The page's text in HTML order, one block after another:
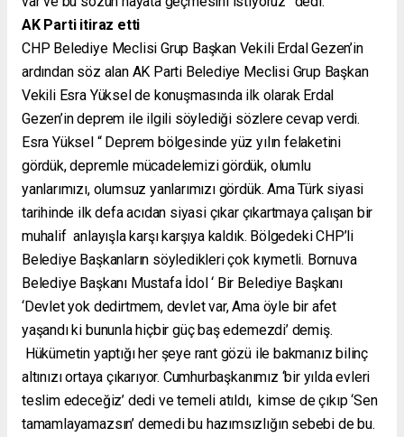
AK Parti itiraz etti
CHP Belediye Meclisi Grup Başkan Vekili Erdal Gezen’in
ardından söz alan AK Parti Belediye Meclisi Grup Başkan
Vekili Esra Yüksel de konuşmasında ilk olarak Erdal
Gezen’in deprem ile ilgili söylediği sözlere cevap verdi.
Esra Yüksel “ Deprem bölgesinde yüz yılın felaketini
gördük, depremle mücadelemizi gördük, olumlu
yanlarımızı, olumsuz yanlarımızı gördük. Ama Türk siyasi
tarihinde ilk defa acıdan siyasi çıkar çıkartmaya çalışan bir
muhalif anlayışla karşı karşıya kaldık. Bölgedeki CHP’li
Belediye Başkanların söyledikleri çok kıymetli. Bornuva
Belediye Başkanı Mustafa İdol ‘ Bir Belediye Başkanı
‘Devlet yok dedirtmem, devlet var, Ama öyle bir afet
yaşandı ki bununla hiçbir güç baş edemezdi’ demiş.
Hükümetin yaptığı her şeye rant gözü ile bakmanız bilinç
altınızı ortaya çıkarıyor. Cumhurbaşkanımız ‘bir yılda evleri
teslim edeceğiz’ dedi ve temeli atıldı, kimse de çıkıp ‘Sen
tamamlayamazsın’ demedi bu hazımsızlığın sebebi de bu.